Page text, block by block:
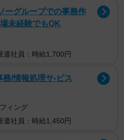
止線の前でちょこんと座って
ちゃんの姿！
のいいねがついた「柴犬くる
メントが寄せられた。
ーグループでの事務作
未経験でもOK
遣社員：時給1,700円
務/情報処理サ-ビス
ィング
遣社員：時給1,450円